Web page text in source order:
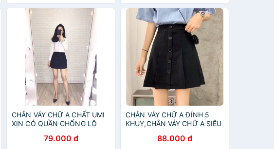
CHÂN VÁY CHỮ A CHẤT UMI
XỊN CÓ QUẦN CHỐNG LỘ
BANAMO FASHION 501
79.000 đ
CHÂN VÁY CHỮ A ĐÍNH 5
KHUY,CHÂN VÁY CHỮ A SIÊU
88.000 đ